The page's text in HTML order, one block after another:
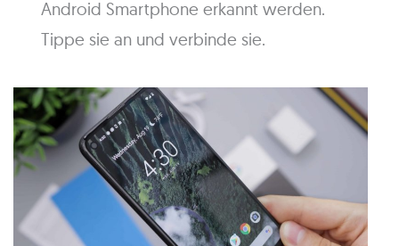
Android Smartphone erkannt werden.
Tippe sie an und verbinde sie.